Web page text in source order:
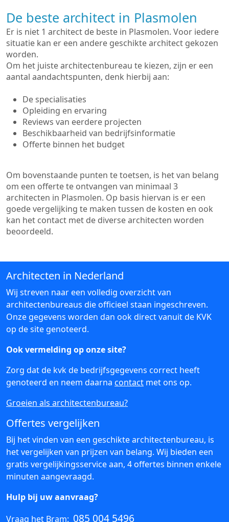
De beste architect in Plasmolen
Er is niet 1 architect de beste in Plasmolen. Voor iedere
situatie kan er een andere geschikte architect gekozen
worden.
Om het juiste architectenbureau te kiezen, zijn er een
aantal aandachtspunten, denk hierbij aan:
De specialisaties
Opleiding en ervaring
Reviews van eerdere projecten
Beschikbaarheid van bedrijfsinformatie
Offerte binnen het budget
Om bovenstaande punten te toetsen, is het van belang
om een offerte te ontvangen van minimaal 3
architecten in Plasmolen. Op basis hiervan is er een
goede vergelijking te maken tussen de kosten en ook
kan het contact met de diverse architecten worden
beoordeeld.
Architecten in Nederland
Wij streven naar een volledig overzicht van
architectenbureaus die officieel staan ingeschreven.
Onze gegevens worden dan ook direct vanuit de KVK
op de site genoteerd.
Ook vermelding op onze site?
Zorg dat de kvk de bedrijfsgegevens correct heeft
genoteerd en neem daarna contact met ons op.
Groeien als architectenbureau?
Offertes vergelijken
Bij het vinden van een geschikte architectenbureau, is
het vergelijken van prijzen van belang. Wij bieden een
gratis vergelijkingsservice aan, 4 offertes binnen enkele
minuten aangevraagd.
Hulp bij uw aanvraag?
Vraag het Bram: 085 004 5496